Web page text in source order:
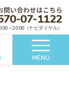
問い合わせはこちら
07-1122
～20:00（ナビダイヤル）
MENU